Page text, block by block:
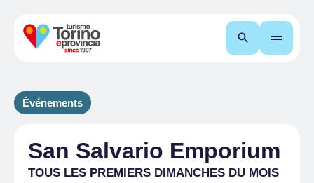
Recherche
Événements
San Salvario Emporium
TOUS LES PREMIERS DIMANCHES DU MOIS